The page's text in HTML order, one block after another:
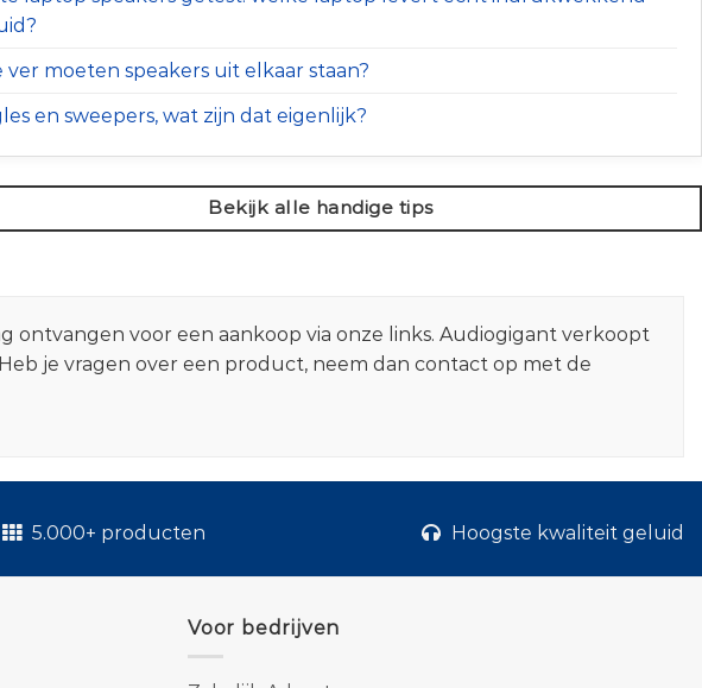
ver moeten speakers uit elkaar staan?
en sweepers, wat zijn dat eigenlijk?
Bekijk alle handige tips
voor een aankoop via onze links. Audiogigant verkoopt
je vragen over een product, neem dan contact op met de
5.000+ producten Hoogste kwaliteit geluid
Voor bedrijven